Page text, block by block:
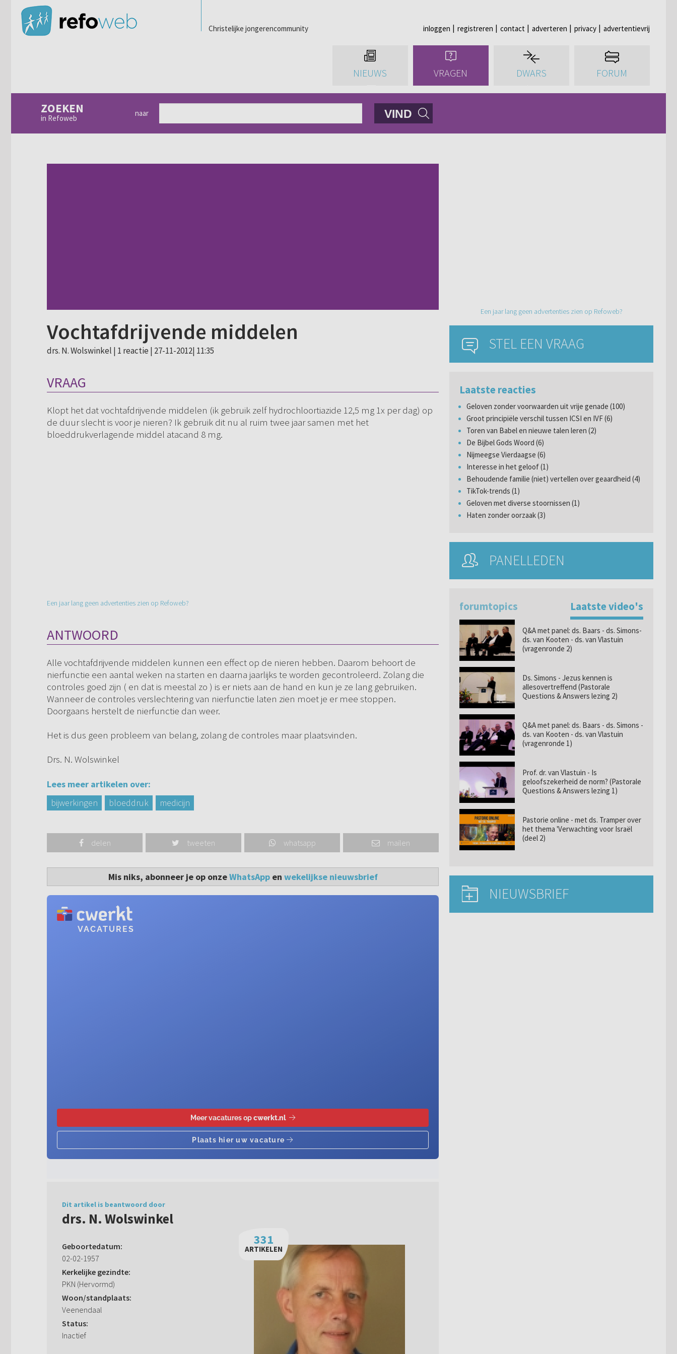
Christelijke jongerencommunity inloggen registreren contact adverteren privacy advertentievrij
NIEUWS VRAGEN DWARS FORUM
ZOEKEN
in Refoweb
naar VIND
Vochtafdrijvende middelen
drs. N. Wolswinkel | 1 reactie | 27-11-2012| 11:35
VRAAG
Klopt het dat vochtafdrijvende middelen (ik gebruik zelf hydrochloortiazide 12,5 mg 1x per dag) op
de duur slecht is voor je nieren? Ik gebruik dit nu al ruim twee jaar samen met het
bloeddrukverlagende middel atacand 8 mg.
Een jaar lang geen advertenties zien op Refoweb?
ANTWOORD
Alle vochtafdrijvende middelen kunnen een effect op de nieren hebben. Daarom behoort de
nierfunctie een aantal weken na starten en daarna jaarlijks te worden gecontroleerd. Zolang die
controles goed zijn ( en dat is meestal zo ) is er niets aan de hand en kun je ze lang gebruiken.
Wanneer de controles verslechtering van nierfunctie laten zien moet je er mee stoppen.
Doorgaans herstelt de nierfunctie dan weer.
Het is dus geen probleem van belang, zolang de controles maar plaatsvinden.
Drs. N. Wolswinkel
Lees meer artikelen over:
bijwerkingen
bloeddruk medicijn
delen tweeten whatsapp mailen
Mis niks, abonneer je op onzeWhatsAppen wekelijkse nieuwsbrief
Dit artikel is beantwoord door
drs. N. Wolswinkel
Geboortedatum:
02-02-1957
Kerkelijke gezindte:
PKN (Hervormd)
Woon/standplaats:
Veenendaal
Status:
Inactief
331
ARTIKELEN
Een jaar lang geen advertenties zien op Refoweb?
STEL EEN VRAAG
Laatste reacties
Geloven zonder voorwaarden uit vrije genade (100)
Groot principiële verschil tussen ICSI en IVF (6)
Toren van Babel en nieuwe talen leren (2)
De Bijbel Gods Woord (6)
Nijmeegse Vierdaagse (6)
Interesse in het geloof (1)
Behoudende familie (niet) vertellen over geaardheid (4)
TikTok-trends (1)
Geloven met diverse stoornissen (1)
Haten zonder oorzaak (3)
PANELLEDEN
forumtopics Laatste video's
Q&A met panel: ds. Baars - ds. Simons-
ds. van Kooten - ds. van Vlastuin
(vragenronde 2)
Ds. Simons - Jezus kennen is
allesovertreffend (Pastorale
Questions & Answers lezing 2)
Q&A met panel: ds. Baars - ds. Simons -
ds. van Kooten - ds. van Vlastuin
(vragenronde 1)
Prof. dr. van Vlastuin - Is
geloofszekerheid de norm? (Pastorale
Questions & Answers lezing 1)
Pastorie online - met ds. Tramper over
het thema 'Verwachting voor Israël
(deel 2)
NIEUWSBRIEF